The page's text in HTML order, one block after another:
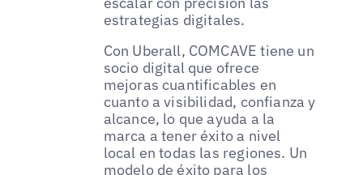
estrategias digitales.
Con Uberall, COMCAVE tiene un
socio digital que ofrece
mejoras cuantificables en
cuanto a visibilidad, confianza y
alcance, lo que ayuda a la
marca a tener éxito a nivel
local en todas las regiones. Un
modelo de éxito para los